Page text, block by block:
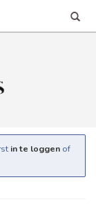
in te loggen of